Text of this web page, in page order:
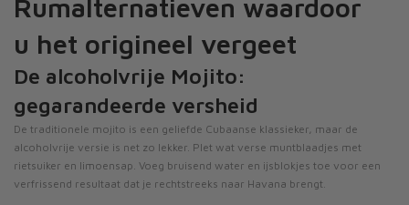
Rumalternatieven waardoor
u het origineel vergeet
De alcoholvrije Mojito:
gegarandeerde versheid
De traditionele mojito is een geliefde Cubaanse klassieker, maar de
alcoholvrije versie is net zo lekker. Plet wat verse muntblaadjes met
rietsuiker en limoensap. Voeg bruisend water en ijsblokjes toe voor een
verfrissend resultaat dat je rechtstreeks naar Havana brengt.